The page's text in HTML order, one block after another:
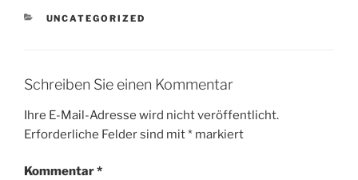
KATEGORIEN
UNCATEGORIZED
Schreiben Sie einen Kommentar
Ihre E-Mail-Adresse wird nicht veröffentlicht.
Erforderliche Felder sind mit* markiert
Kommentar*